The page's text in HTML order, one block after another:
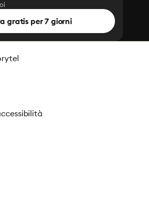
gratis per 7 giorni